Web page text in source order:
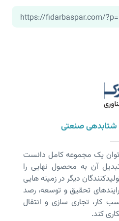
شتابدهی صنعتی
توان یک مجموعه کامل دانست
تبدیل آن به محصول نهایی را
دیگر در زمینه هایی
تحقیق و توسعه، رصد
کار، تجاری سازی و انتقال
کند.